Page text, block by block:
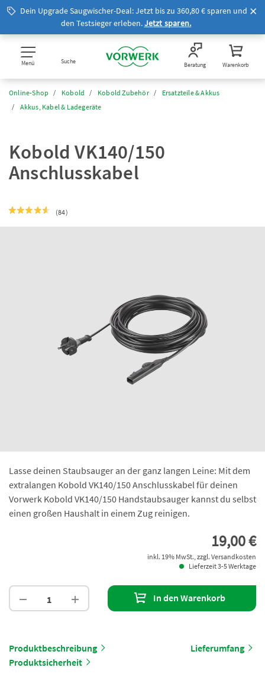
Dein Upgrade Saugwischer-Deal: Jetzt bis zu 360,80 € sparen und
den Testsieger erleben.Jetzt sparen.
Menü Suche Beratung Warenkorb
Online-Shop Kobold Kobold Zubehör
Ersatzteile & Akkus
Akkus, Kabel & Ladegeräte
Kobold VK140/150
Anschlusskabel
(84)
Lasse deinen Staubsauger an der ganz langen Leine: Mit dem
extralangen Kobold VK140/150 Anschlusskabel für deinen
Vorwerk Kobold VK140/150 Handstaubsauger kannst du selbst
einen großen Haushalt in einem Zug reinigen.
19,00 €
inkl. 19% MwSt., zzgl. Versandkosten
Lieferzeit 3-5 Werktage
In den Warenkorb
Produktbeschreibung
Lieferumfang
Produktsicherheit